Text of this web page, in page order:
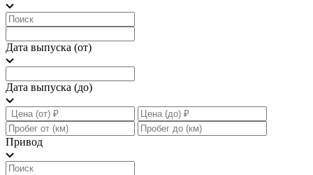
Дата выпуска (от)
Дата выпуска (до)
Привод